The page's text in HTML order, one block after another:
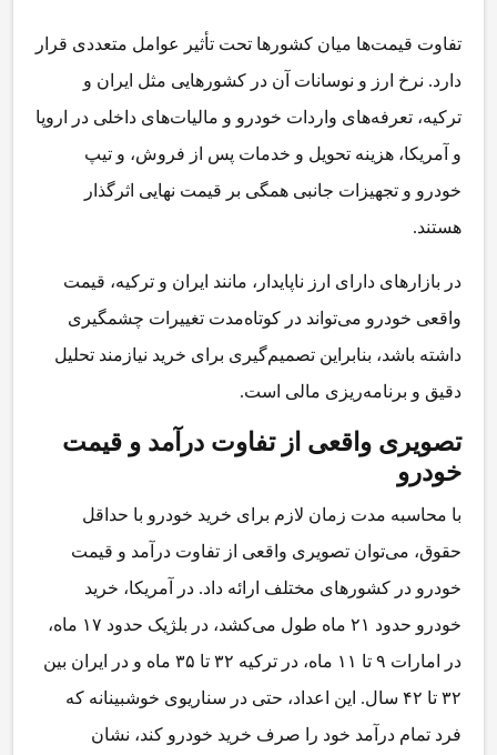
تفاوت قیمت‌ها میان کشورها تحت تأثیر عوامل متعددی قرار
دارد. نرخ ارز و نوسانات آن در کشورهایی مثل ایران و
ترکیه، تعرفه‌های واردات خودرو و مالیات‌های داخلی در اروپا
و آمریکا، هزینه تحویل و خدمات پس از فروش، و تیپ
خودرو و تجهیزات جانبی همگی بر قیمت نهایی اثرگذار
هستند.
در بازارهای دارای ارز ناپایدار، مانند ایران و ترکیه، قیمت
واقعی خودرو می‌تواند در کوتاه‌مدت تغییرات چشمگیری
داشته باشد، بنابراین تصمیم‌گیری برای خرید نیازمند تحلیل
دقیق و برنامه‌ریزی مالی است.
تصویری واقعی از تفاوت درآمد و قیمت
خودرو
با محاسبه مدت زمان لازم برای خرید خودرو با حداقل
حقوق، می‌توان تصویری واقعی از تفاوت درآمد و قیمت
خودرو در کشورهای مختلف ارائه داد. در آمریکا، خرید
خودرو حدود ۲۱ ماه طول می‌کشد، در بلژیک حدود ۱۷ ماه،
در امارات ۹ تا ۱۱ ماه، در ترکیه ۳۲ تا ۳۵ ماه و در ایران بین
۳۲ تا ۴۲ سال. این اعداد، حتی در سناریوی خوشبینانه که
فرد تمام درآمد خود را صرف خرید خودرو کند، نشان